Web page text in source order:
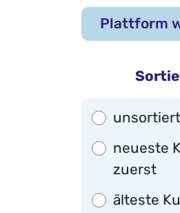
Plattform
unsortiert
neueste
zuerst
älteste